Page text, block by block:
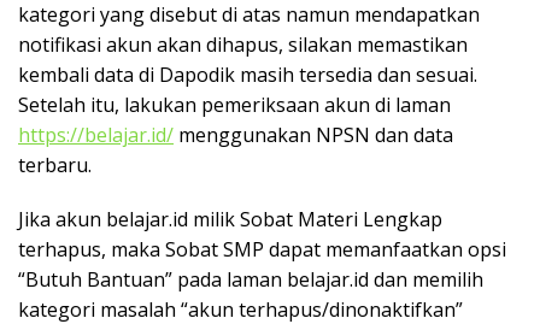
kategori yang disebut di atas namun mendapatkan
notifikasi akun akan dihapus, silakan memastikan
kembali data di Dapodik masih tersedia dan sesuai.
Setelah itu, lakukan pemeriksaan akun di laman
https://belajar.id/ menggunakan NPSN dan data
terbaru.
Jika akun belajar.id milik Sobat Materi Lengkap
terhapus, maka Sobat SMP dapat memanfaatkan opsi
“Butuh Bantuan” pada laman belajar.id dan memilih
kategori masalah “akun terhapus/dinonaktifkan”